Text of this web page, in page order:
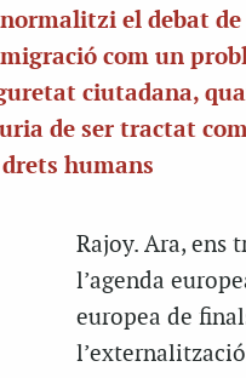
el debat
com un
ciutadana,
de ser tractat
humans
Rajoy. Ara, ens
l’agenda
europea de